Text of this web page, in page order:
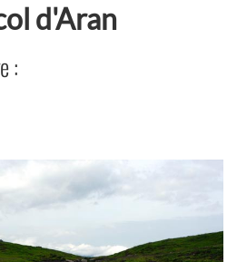
d'Aran
: